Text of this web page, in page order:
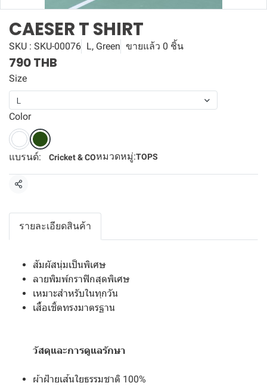
CAESER T SHIRT
SKU : SKU-00076 L, Green ขายแล้ว 0 ชิ้น
790 THB
Size
L
Color
แบรนด์: Cricket & COหมวดหมู่:TOPS
แชร์
รายละเอียดสินค้า
สัมผัสนุ่มเป็นพิเศษ
ลายพิมพ์กราฟิกสุดพิเศษ
เหมาะสำหรับในทุกวัน
เสื้อเชิ้ตทรงมาตรฐาน
วัสดุและการดูแลรักษา
ผ้าฝ้ายเส้นใยธรรมชาติ 100%